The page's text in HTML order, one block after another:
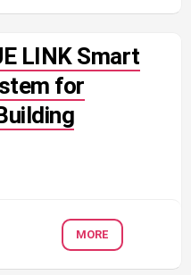
LINK Smart
for
MORE